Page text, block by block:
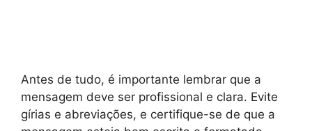
Antes de tudo, é importante lembrar que a
mensagem deve ser profissional e clara. Evite
gírias e abreviações, e certifique-se de que a